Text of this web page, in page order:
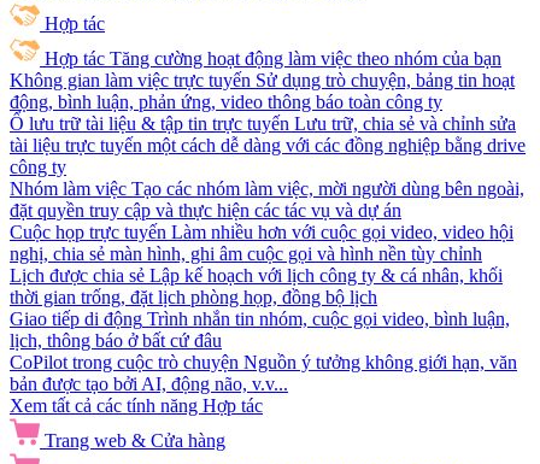
Hợp tác
Hợp tác Tăng cường hoạt động làm việc theo nhóm của bạn
Không gian làm việc trực tuyến Sử dụng trò chuyện, bảng tin hoạt
động, bình luận, phản ứng, video thông báo toàn công ty
Ổ lưu trữ tài liệu & tập tin trực tuyến Lưu trữ, chia sẻ và chỉnh sửa
tài liệu trực tuyến một cách dễ dàng với các đồng nghiệp bằng drive
công ty
Nhóm làm việc Tạo các nhóm làm việc, mời người dùng bên ngoài,
đặt quyền truy cập và thực hiện các tác vụ và dự án
Cuộc họp trực tuyến Làm nhiều hơn với cuộc gọi video, video hội
nghị, chia sẻ màn hình, ghi âm cuộc gọi và hình nền tùy chỉnh
Lịch được chia sẻ Lập kế hoạch với lịch công ty & cá nhân, khối
thời gian trống, đặt lịch phòng họp, đồng bộ lịch
Giao tiếp di động Trình nhắn tin nhóm, cuộc gọi video, bình luận,
lịch, thông báo ở bất cứ đâu
CoPilot trong cuộc trò chuyện Nguồn ý tưởng không giới hạn, văn
bản được tạo bởi AI, động não, v.v...
Xem tất cả các tính năng Hợp tác
Trang web & Cửa hàng